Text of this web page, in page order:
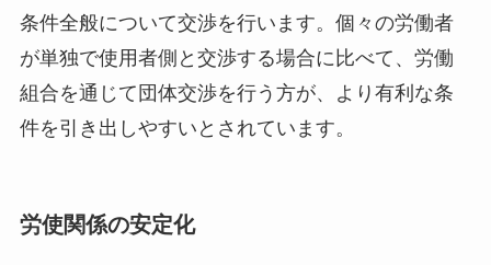
条件全般について交渉を行います。個々の労働者
が単独で使用者側と交渉する場合に比べて、労働
組合を通じて団体交渉を行う方が、より有利な条
件を引き出しやすいとされています。
労使関係の安定化